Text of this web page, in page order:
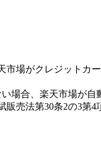
場がクレジットカ
場合、楽天市場が自
売法第30条2の3第